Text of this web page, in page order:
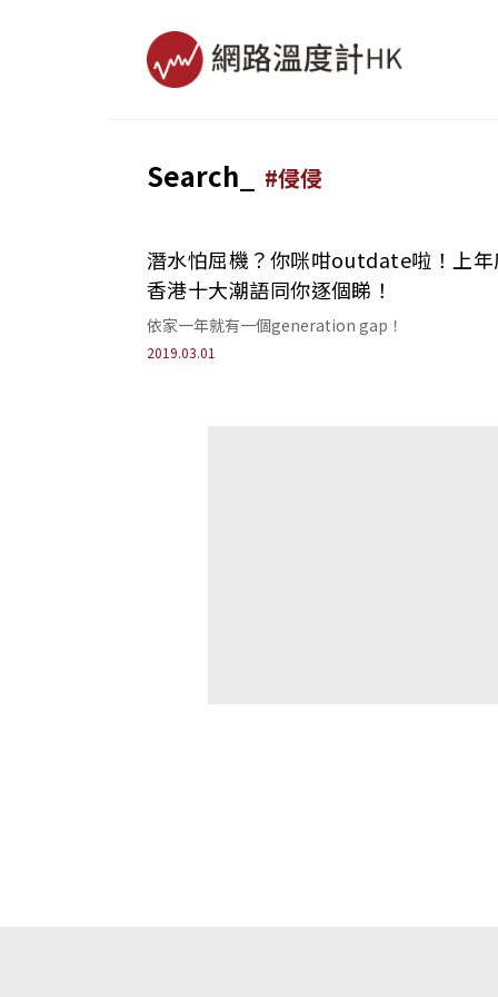
Search_ #侵侵
潛水怕屈機？你咪咁outdate啦！上
香港十大潮語同你逐個睇！
依家一年就有一個generation gap！
2019.03.01